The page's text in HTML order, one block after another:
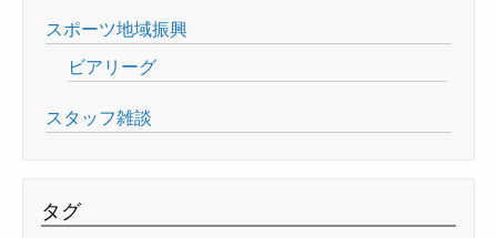
スポーツ地域振興
ビアリーグ
スタッフ雑談
タグ